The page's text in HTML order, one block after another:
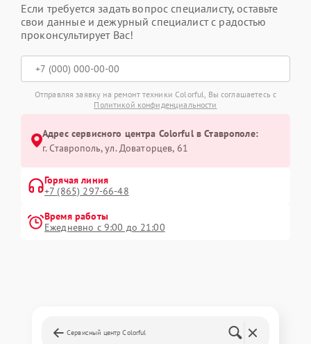
Если требуется задать вопрос специалисту, оставьте
свои данные и дежурный специалист с радостью
проконсультирует Вас!
Отправляя заявку на ремонт техники Colorful, Вы соглашаетесь с
Политикой конфиденциальности
Адрес сервисного центра Colorful в Ставрополе:
г. Ставрополь, ул. Доваторцев, 61
Горячая линия
+7 (865) 297-66-48
Время работы
Ежедневно с 9:00 до 21:00
Сервисный центр Colorful